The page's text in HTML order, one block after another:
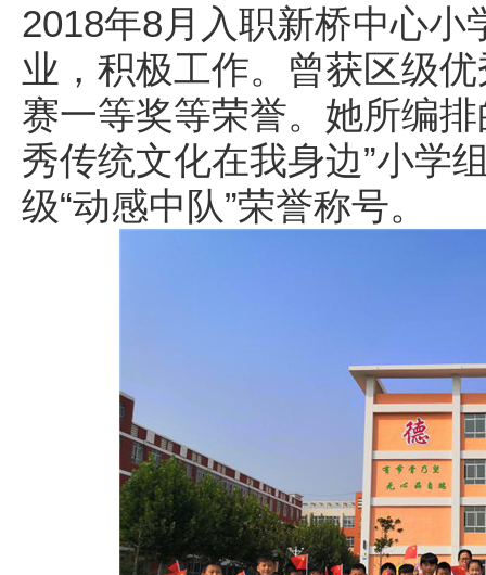
2018年8月入职新桥中心小
业，积极工作。曾获区级
赛一等奖等荣誉。她所编
秀传统文化在我身边”小学
级“动感中队”荣誉称号。